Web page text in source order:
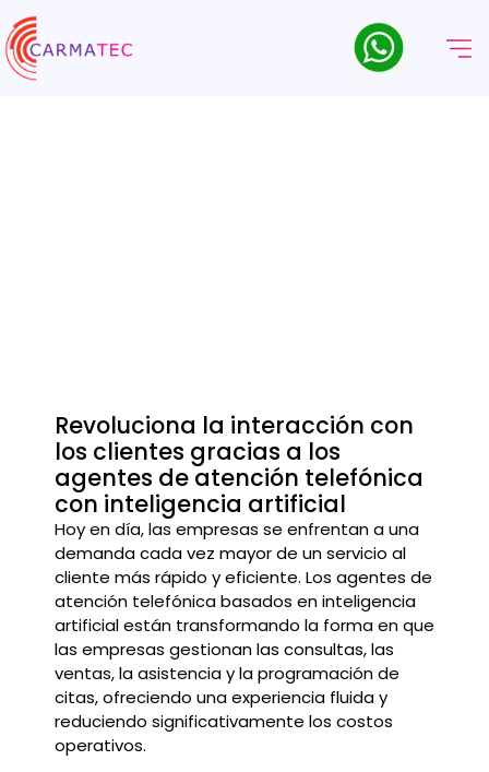
Revoluciona la interacción con
los clientes gracias a los
agentes de atención telefónica
con inteligencia artificial
Hoy en día, las empresas se enfrentan a una
demanda cada vez mayor de un servicio al
cliente más rápido y eficiente. Los agentes de
atención telefónica basados en inteligencia
artificial están transformando la forma en que
las empresas gestionan las consultas, las
ventas, la asistencia y la programación de
citas, ofreciendo una experiencia fluida y
reduciendo significativamente los costos
operativos.